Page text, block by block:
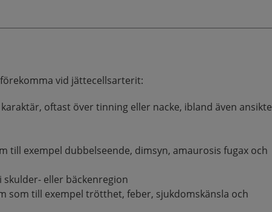
vid jättecellsarterit:
oftast över tinning eller nacke, ibland även ansikte
till exempel dubbelseende, dimsyn, amaurosis fugax och
skulder- eller bäckenregion
som till exempel trötthet, feber, sjukdomskänsla och